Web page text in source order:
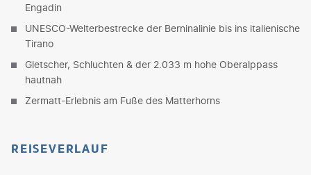
Engadin
UNESCO-Welterbestrecke der Berninalinie bis ins italienische
Tirano
Gletscher, Schluchten & der 2.033 m hohe Oberalppass
hautnah
Zermatt-Erlebnis am Fuße des Matterhorns
REISEVERLAUF